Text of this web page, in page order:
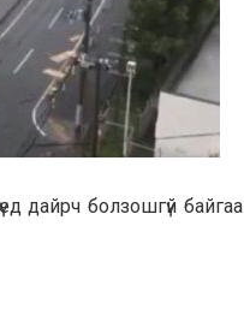
дайрч болзошгүй байгаа